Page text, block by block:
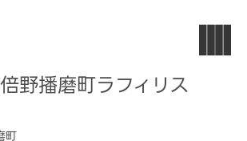
野播磨町ラフィリス
町